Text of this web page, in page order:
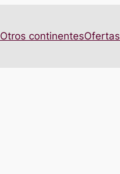
Otros continentesOfertas